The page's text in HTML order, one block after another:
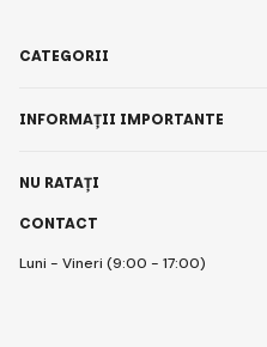
CONTACT
Luni - Vineri (9:00 - 17:00)
CATEGORII
INFORMAȚII IMPORTANTE
NU RATAȚI